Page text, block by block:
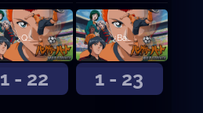
1 - 22
¿Qué estamos haciendo ...
1 - 23
¿Baño al aire libre?